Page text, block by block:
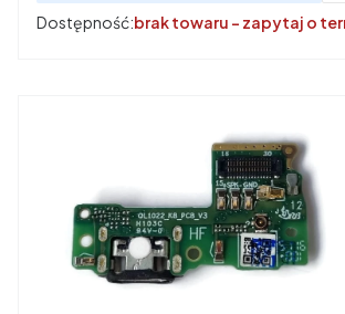
Dostępność:brak towaru - zapytaj o